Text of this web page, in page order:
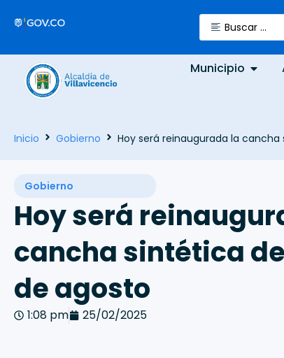
Municipio
Inicio Gobierno Hoy será reinaugurada la
Gobierno
Hoy será
cancha sintética
de agosto
1:08 pm 25/02/2025